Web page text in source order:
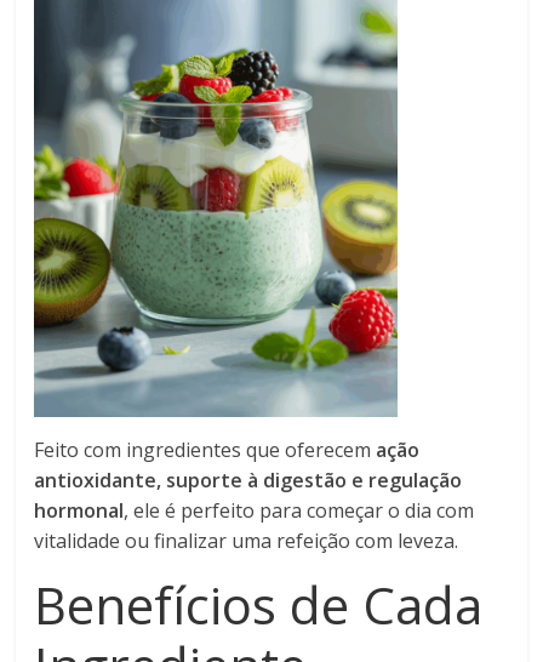
Feito com ingredientes que oferecem ação
antioxidante, suporte à digestão e regulação
hormonal, ele é perfeito para começar o dia com
vitalidade ou finalizar uma refeição com leveza.
Benefícios de Cada